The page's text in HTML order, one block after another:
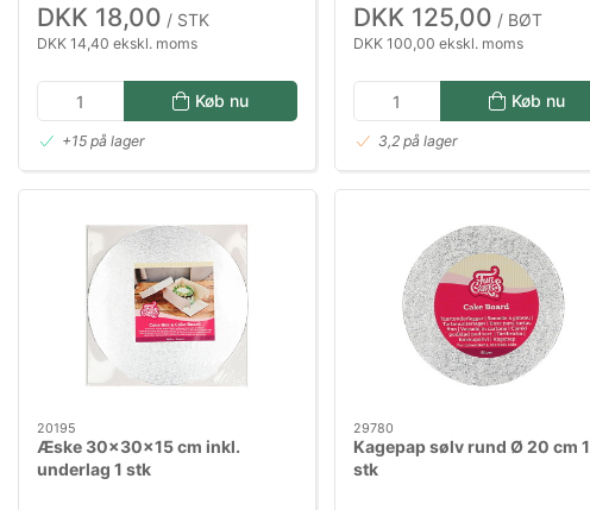
DKK 18,00 / STK
DKK 14,40 ekskl. moms
Køb nu
+15 på lager
DKK 125,00 / BØT
DKK 100,00 ekskl. moms
Køb nu
3,2 på lager
20195
Æske 30x30x15 cm inkl.
underlag 1 stk
29780
Kagepap sølv rund Ø 20 cm 1
stk